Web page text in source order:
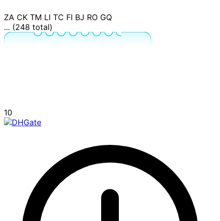
ZA CK TM LI TC FI BJ RO GQ
... (248 total)
10